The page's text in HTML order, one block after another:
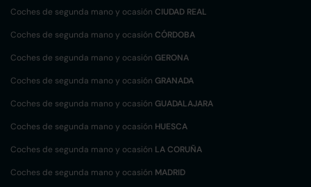
Coches de segunda mano y ocasión CIUDAD REAL
Coches de segunda mano y ocasión CÓRDOBA
Coches de segunda mano y ocasión GERONA
Coches de segunda mano y ocasión GRANADA
Coches de segunda mano y ocasión GUADALAJARA
Coches de segunda mano y ocasión HUESCA
Coches de segunda mano y ocasión LA CORUÑA
Coches de segunda mano y ocasión MADRID